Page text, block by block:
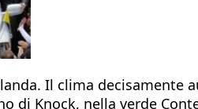
Il clima decisamente
di Knock, nella verde